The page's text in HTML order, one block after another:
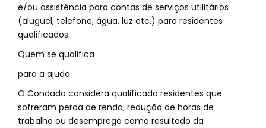
e/ou assistência para contas de serviços utilitários
(aluguel, telefone, água, luz etc.) para residentes
qualificados.
Quem se qualifica
para a ajuda
O Condado considera qualificado residentes que
sofreram perda de renda, redução de horas de
trabalho ou desemprego como resultado da